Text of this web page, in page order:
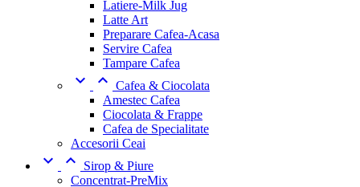
Latiere-Milk Jug
Latte Art
Preparare Cafea-Acasa
Servire Cafea
Tampare Cafea
  Cafea & Ciocolata
Amestec Cafea
Ciocolata & Frappe
Cafea de Specialitate
Accesorii Ceai
 
Sirop & Piure
Concentrat-PreMix